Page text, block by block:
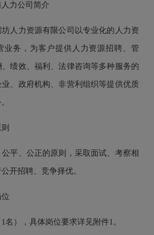
力公司 简介
人力资源有限公司以专业化的人力资
业务，为客户提供人力资源招聘、管
绩效、福利、法律咨询等多种服务的
、政府机构、非营利组织等提供优质
平、公正的原则，采取面试、考察相
开招聘、竞争择优。
位
1名 ） ， 具体岗位要求详见附件1 。